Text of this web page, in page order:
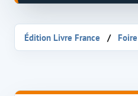
Édition Livre France